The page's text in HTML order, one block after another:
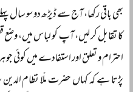
بھی باقی رکھا، آج سے ڈیڑھ دو سو
کا تقابل کر لیں، آپ کو لباس میں، وضع
احترام و تعلق اور استفادے میں کوئی
پڑتا ہے کہ کہاں حضرت ملّا نظام الدین